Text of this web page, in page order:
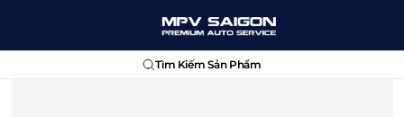
Tìm Kiếm Sản Phẩm